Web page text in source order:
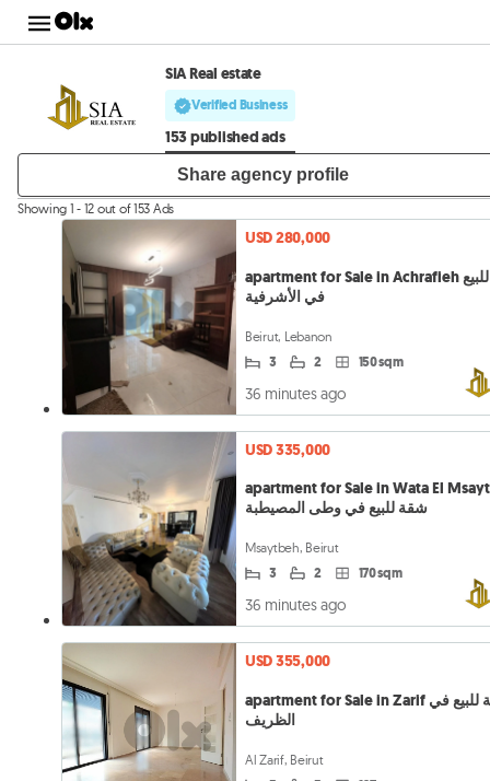
SIA Real estate
Verified Business
153 published ads
Share agency profile
Showing 1 - 12 out of 153 Ads
USD 280,000
apartment for Sale in Achrafieh شقة للبيع
في الأشرفية
Beirut, Lebanon
3 2 150 sqm
36 minutes ago
USD 335,000
apartment for Sale in Wata El
شقة للبيع في وطى المصيطبة
Msaytbeh, Beirut
3 2 170 sqm
36 minutes ago
USD 355,000
apartment for Sale in Zarif شقة للبيع في
الظريف
Al Zarif, Beirut